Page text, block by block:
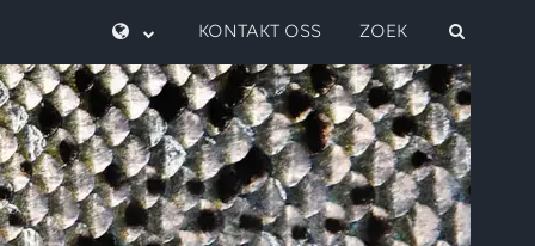
KONTAKT OSS ZOEK